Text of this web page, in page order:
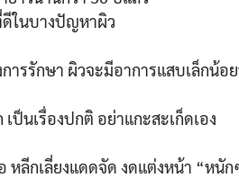
ดีในบางปัญหาผิว
ารรักษา ผิวจะมีอาการแสบเล็กน้อ
ป็นเรื่องปกติ อย่าแกะสะเก็ดเอง
หลีกเลี่ยงแดดจัด งดแต่งหน้า “หนัก